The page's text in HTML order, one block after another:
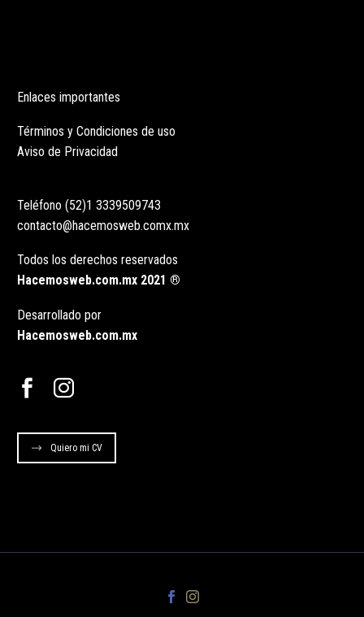
Enlaces importantes
Términos y Condiciones de uso
Aviso de Privacidad
Teléfono (52)1 3339509743
contacto@hacemosweb.comx.mx
Todos los derechos reservados
Hacemosweb.com.mx 2021 ®
Desarrollado por
Hacemosweb.com.mx
Quiero mi CV